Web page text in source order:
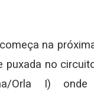
na
puxada no
Orla I)